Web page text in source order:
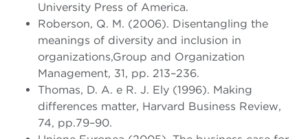
University Press of America.
Roberson, Q. M. (2006). Disentangling the
meanings of diversity and inclusion in
organizations,Group and Organization
Management, 31, pp. 213–236.
Thomas, D. A. e R. J. Ely (1996). Making
differences matter, Harvard Business Review,
74, pp.79–90.